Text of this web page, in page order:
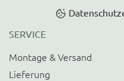
SERVICE
Montage & Versand
Lieferung